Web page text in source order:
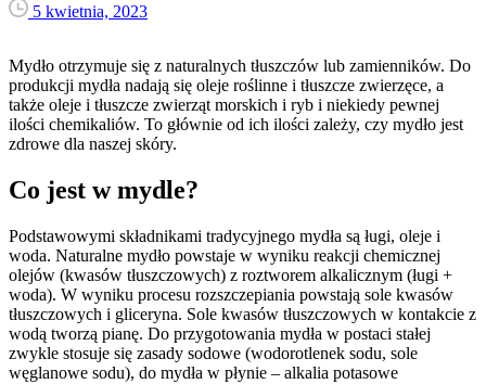
5 kwietnia, 2023
Mydło otrzymuje się z naturalnych tłuszczów lub zamienników. Do
produkcji mydła nadają się oleje roślinne i tłuszcze zwierzęce, a
także oleje i tłuszcze zwierząt morskich i ryb i niekiedy pewnej
ilości chemikaliów. To głównie od ich ilości zależy, czy mydło jest
zdrowe dla naszej skóry.
Co jest w mydle?
Podstawowymi składnikami tradycyjnego mydła są ługi, oleje i
woda. Naturalne mydło powstaje w wyniku reakcji chemicznej
olejów (kwasów tłuszczowych) z roztworem alkalicznym (ługi +
woda). W wyniku procesu rozszczepiania powstają sole kwasów
tłuszczowych i gliceryna. Sole kwasów tłuszczowych w kontakcie z
wodą tworzą pianę. Do przygotowania mydła w postaci stałej
zwykle stosuje się zasady sodowe (wodorotlenek sodu, sole
węglanowe sodu), do mydła w płynie – alkalia potasowe